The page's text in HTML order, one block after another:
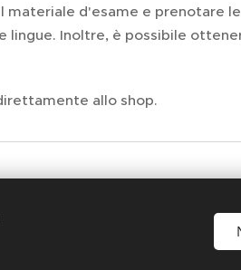
materiale d'esame e prenotare
lingue. Inoltre, è possibile
allo shop.